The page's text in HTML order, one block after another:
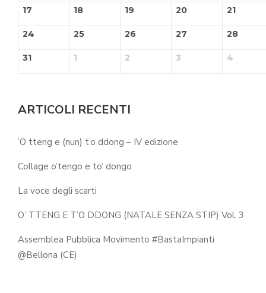
17 18 19 20 21
24 25 26 27 28
31 1 2 3 4
ARTICOLI RECENTI
’O tteng e (nun) t’o ddong – IV edizione
Collage o’tengo e to’ dongo
La voce degli scarti
O’ TTENG E T’O DDONG (NATALE SENZA STIP) Vol. 3
Assemblea Pubblica Movimento #BastaImpianti
@Bellona (CE)